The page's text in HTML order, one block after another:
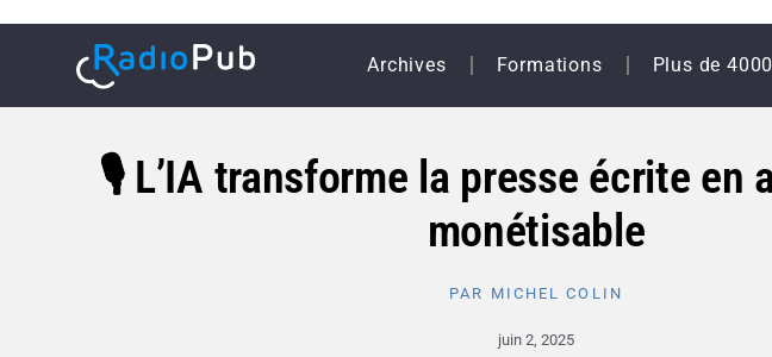
Archives Formations Plus de
🎙️ L’IA transforme la presse écrite en
monétisable
PAR MICHEL COLIN
juin 2, 2025